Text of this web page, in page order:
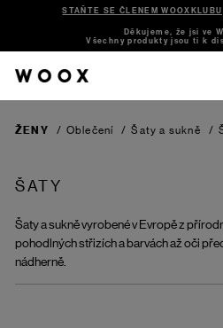
STAŇTE SE ČLENEM
Děkujeme, že jsi ve
Všechny produkty jsou ti k
ŽENY / Oblečení / Šaty a sukně /
ŠATY
Šaty a sukně vyrobené v Evropě z
pohodlných střizích a barvách až oči
nádherně.